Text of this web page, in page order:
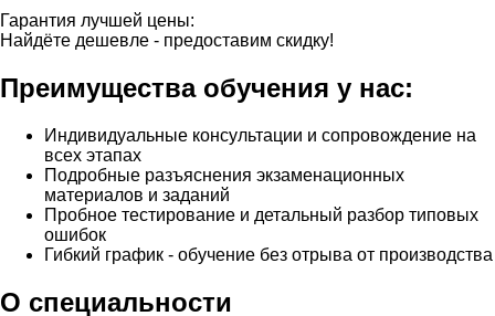
Гарантия лучшей цены:
Найдёте дешевле - предоставим скидку!
Преимущества обучения у нас:
Индивидуальные консультации и сопровождение на
всех этапах
Подробные разъяснения экзаменационных
материалов и заданий
Пробное тестирование и детальный разбор типовых
ошибок
Гибкий график - обучение без отрыва от производства
О специальности